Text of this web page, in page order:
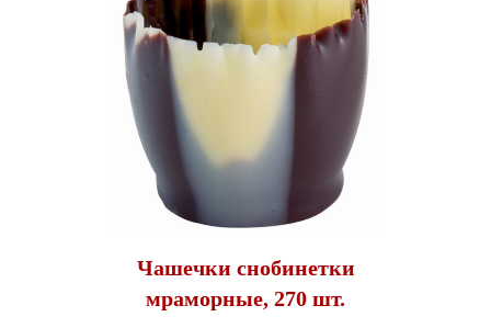
Чашечки снобинетки
мраморные, 270 шт.